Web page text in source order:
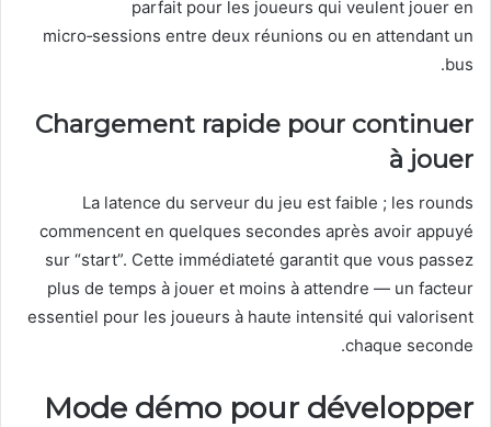
parfait pour les joueurs qui veulent jouer en
micro‑sessions entre deux réunions ou en attendant un
bus.
Chargement rapide pour continuer
à jouer
La latence du serveur du jeu est faible ; les rounds
commencent en quelques secondes après avoir appuyé
sur “start”. Cette immédiateté garantit que vous passez
plus de temps à jouer et moins à attendre — un facteur
essentiel pour les joueurs à haute intensité qui valorisent
chaque seconde.
Mode démo pour développer